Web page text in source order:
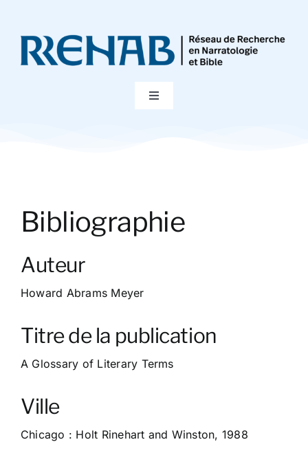
contenu
Toggle
Publications
Bibliographie
Contact
Bibliographie
Auteur
Howard Abrams Meyer
Titre de la publication
A Glossary of Literary Terms
Ville
Chicago : Holt Rinehart and Winston, 1988